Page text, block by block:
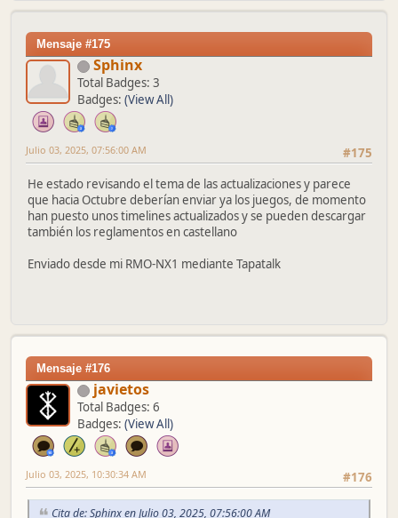
Mensaje #175
Sphinx
Total Badges: 3
Badges: (View All)
#175
Julio 03, 2025, 07:56:00 AM
He estado revisando el tema de las actualizaciones y parece
que hacia Octubre deberían enviar ya los juegos, de momento
han puesto unos timelines actualizados y se pueden descargar
también los reglamentos en castellano
Enviado desde mi RMO-NX1 mediante Tapatalk
Mensaje #176
javietos
Total Badges: 6
Badges: (View All)
#176
Julio 03, 2025, 10:30:34 AM
Cita de: Sphinx en Julio 03, 2025, 07:56:00 AM